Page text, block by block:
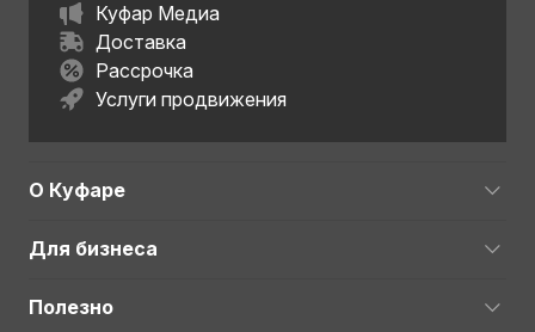
Куфар Медиа
Доставка
Рассрочка
Услуги продвижения
О Куфаре
Для бизнеса
Полезно